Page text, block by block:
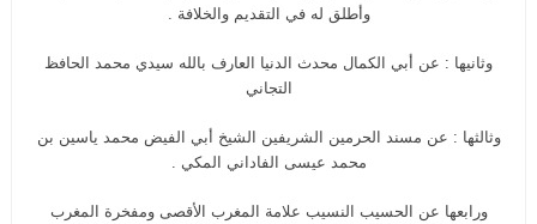
وأطلق له في التقديم والخلافة .
وثانيها : عن أبي الكمال محدث الدنيا العارف بالله سيدي محمد الحافظ
التجاني
وثالثها : عن مسند الحرمين الشريفين الشيخ أبي الفيض محمد ياسين بن
محمد عيسى الفاداني المكي .
ورابعها عن الحسيب النسيب علامة المغرب الأقصى ومفخرة المغرب